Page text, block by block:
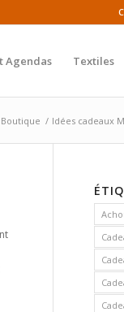
Agendas Textiles
Boutique / Idées cadeaux